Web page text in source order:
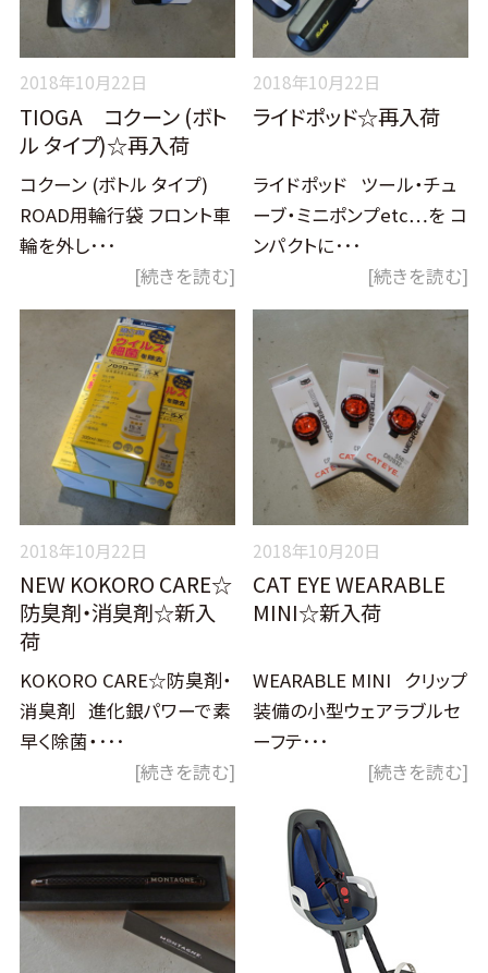
2018年10月22日
TIOGA コクーン (ボト
ル タイプ)☆再入荷
コクーン (ボトル タイプ)
ROAD用輪行袋 フロント車
輪を外し･･･
[続きを読む]
2018年10月22日
ライドポッド☆再入荷
ライドポッド ツール・チュ
ーブ・ミニポンプetc…を コ
ンパクトに･･･
[続きを読む]
2018年10月22日
NEW KOKORO CARE☆
防臭剤・消臭剤☆新入
荷
KOKORO CARE☆防臭剤・
消臭剤 進化銀パワーで素
早く除菌・･･･
[続きを読む]
2018年10月20日
CAT EYE WEARABLE
MINI☆新入荷
WEARABLE MINI クリップ
装備の小型ウェアラブルセ
ーフテ･･･
[続きを読む]